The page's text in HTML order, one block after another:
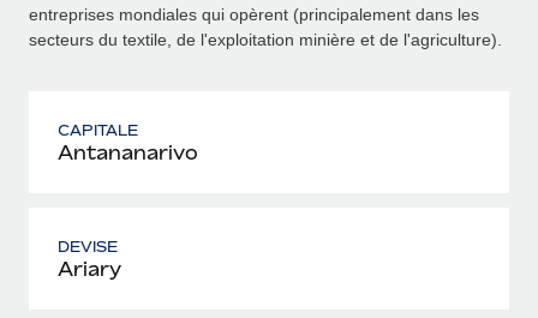
entreprises mondiales qui opèrent (principalement dans les
secteurs du textile, de l'exploitation minière et de l'agriculture).
CAPITALE
Antananarivo
DEVISE
Ariary